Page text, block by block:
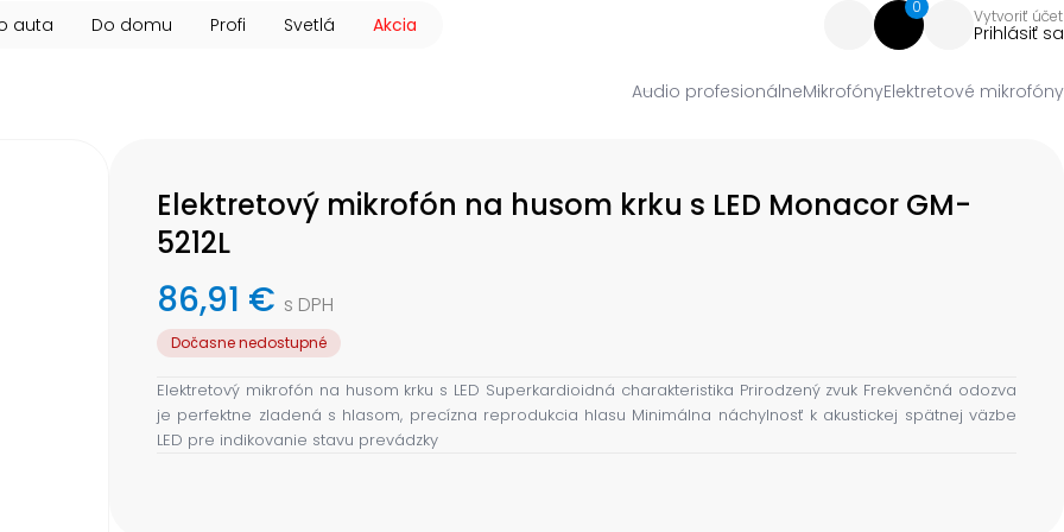
auta Do domu Profi Svetlá Akcia
0 Vytvoriť účet
Prihlásiť sa
Audio profesionálneMikrofónyElektretové mikrofóny
Elektretový mikrofón na husom krku s LED Monacor GM-
5212L
86,91 € s DPH
Dočasne nedostupné
Elektretový mikrofón na husom krku s LED Superkardioidná charakteristika Prirodzený zvuk Frekvenčná odozva
je perfektne zladená s hlasom, precízna reprodukcia hlasu Minimálna náchylnosť k akustickej spätnej väzbe
LED pre indikovanie stavu prevádzky